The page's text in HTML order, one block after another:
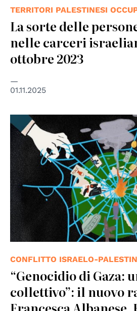
TERRITORI PALESTINESI
La sorte delle
nelle carceri
ottobre 2023
01.11.2025
© Image made for UN Special
Occupied Palestinian Territories by
(October 2025)
CONFLITTO ISRAELO-
“Genocidio di Gaza:
collettivo”: il nuovo